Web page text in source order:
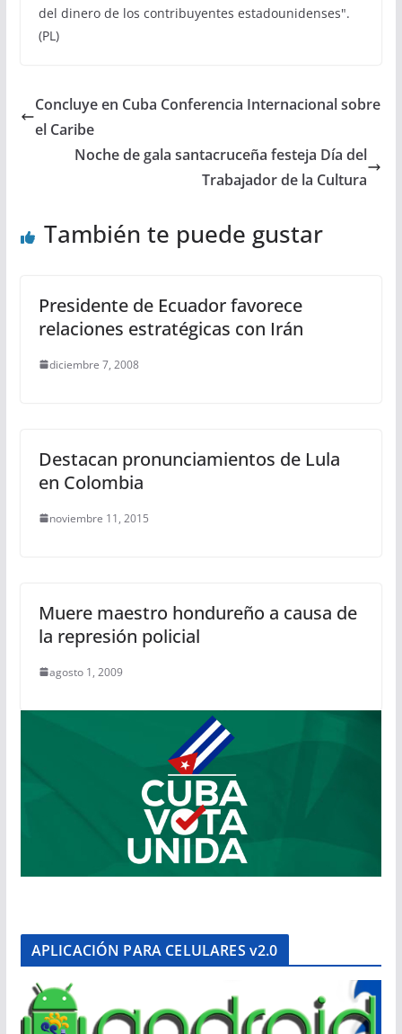
del dinero de los contribuyentes estadounidenses".
(PL)
Concluye en Cuba Conferencia Internacional sobre
el Caribe
Noche de gala santacruceña festeja Día del
Trabajador de la Cultura
También te puede gustar
Presidente de Ecuador favorece
relaciones estratégicas con Irán
diciembre 7, 2008
Destacan pronunciamientos de Lula
en Colombia
noviembre 11, 2015
Muere maestro hondureño a causa de
la represión policial
agosto 1, 2009
APLICACIÓN PARA CELULARES v2.0